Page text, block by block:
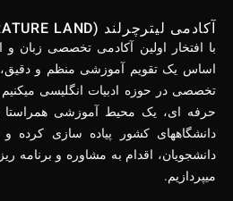
آکادمی لیترچرلند (LITERATURE LAND)
با افتخار اولین آکادمی تخصصی زبان و
اساس یک تقویم آموزشی منظم و دقیق،
تخصصی در حوزه ادبیات انگلیسی
حرفه ای، یک محیط آموزشی
دانشگاههای کشور پیاده سازی
دانشجویان، اقدام به مشاوره و
میپردازیم.